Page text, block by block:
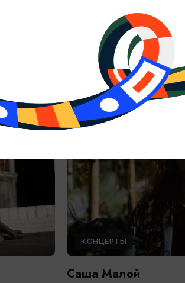
18.09.2026 19:00
Калининград,
им. Е.Ф. Светланова
ОТ 1750₽
КОНЦЕРТЫ
Саша Малой